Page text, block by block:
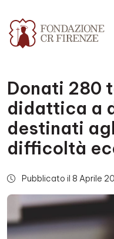
Donati 280
didattica a
destinati
difficoltà
Pubblicato il 8 Aprile